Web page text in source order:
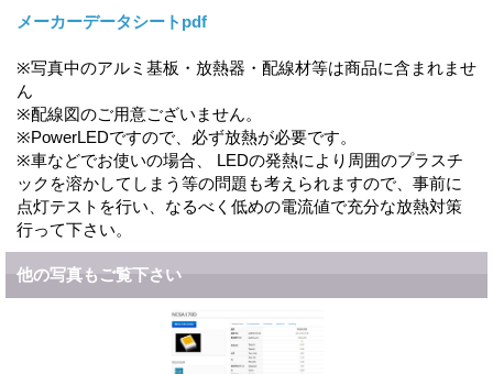
メーカーデータシートpdf
※写真中のアルミ基板・放熱器・配線材等は商品に含まれませ
ん
※配線図のご用意ございません。
※PowerLEDですので、必ず放熱が必要です。
※車などでお使いの場合、 LEDの発熱により周囲のプラスチ
ックを溶かしてしまう等の問題も考えられますので、事前に
点灯テストを行い、なるべく低めの電流値で充分な放熱対策
行って下さい。
他の写真もご覧下さい